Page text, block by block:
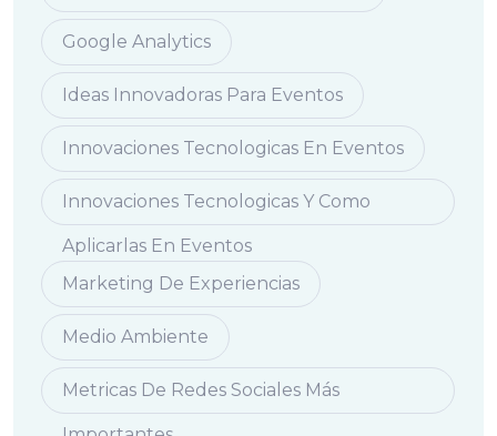
Google Analytics
Ideas Innovadoras Para Eventos
Innovaciones Tecnologicas En Eventos
Innovaciones Tecnologicas Y Como
Aplicarlas En Eventos
Marketing De Experiencias
Medio Ambiente
Metricas De Redes Sociales Más